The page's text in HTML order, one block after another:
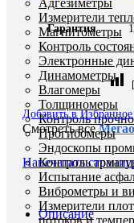
Адгезиметры
Измерители
Магнитометры
Контроль
Электронные
Динамометры
Влагомеры
Толщиномеры
Контроль
Прогибомеры
Эндоскопы
Контроль
Испытание
Виброметры и
Измерители
потоков и
Гарантия
Добавить в Избранное
Смотреть все
Напечатать
Описание